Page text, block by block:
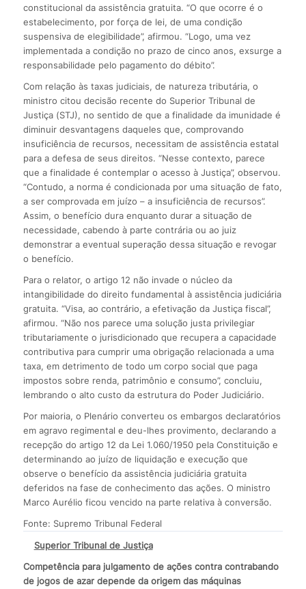
constitucional da assistência gratuita. “O que ocorre é o
estabelecimento, por força de lei, de uma condição
suspensiva de elegibilidade”, afirmou. “Logo, uma vez
implementada a condição no prazo de cinco anos, exsurge a
responsabilidade pelo pagamento do débito”.
Com relação às taxas judiciais, de natureza tributária, o
ministro citou decisão recente do Superior Tribunal de
Justiça (STJ), no sentido de que a finalidade da imunidade é
diminuir desvantagens daqueles que, comprovando
insuficiência de recursos, necessitam de assistência estatal
para a defesa de seus direitos. “Nesse contexto, parece
que a finalidade é contemplar o acesso à Justiça”, observou.
“Contudo, a norma é condicionada por uma situação de fato,
a ser comprovada em juízo – a insuficiência de recursos”.
Assim, o benefício dura enquanto durar a situação de
necessidade, cabendo à parte contrária ou ao juiz
demonstrar a eventual superação dessa situação e revogar
o benefício.
Para o relator, o artigo 12 não invade o núcleo da
intangibilidade do direito fundamental à assistência judiciária
gratuita. “Visa, ao contrário, a efetivação da Justiça fiscal”,
afirmou. “Não nos parece uma solução justa privilegiar
tributariamente o jurisdicionado que recupera a capacidade
contributiva para cumprir uma obrigação relacionada a uma
taxa, em detrimento de todo um corpo social que paga
impostos sobre renda, patrimônio e consumo”, concluiu,
lembrando o alto custo da estrutura do Poder Judiciário.
Por maioria, o Plenário converteu os embargos declaratórios
em agravo regimental e deu-lhes provimento, declarando a
recepção do artigo 12 da Lei 1.060/1950 pela Constituição e
determinando ao juízo de liquidação e execução que
observe o benefício da assistência judiciária gratuita
deferidos na fase de conhecimento das ações. O ministro
Marco Aurélio ficou vencido na parte relativa à conversão.
Fonte: Supremo Tribunal Federal
Superior Tribunal de Justiça
Competência para julgamento de ações contra contrabando
de jogos de azar depende da origem das máquinas